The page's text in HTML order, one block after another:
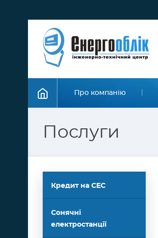
Про компанію
Послуги
Кредит на СЕС
Сонячні
електростанції